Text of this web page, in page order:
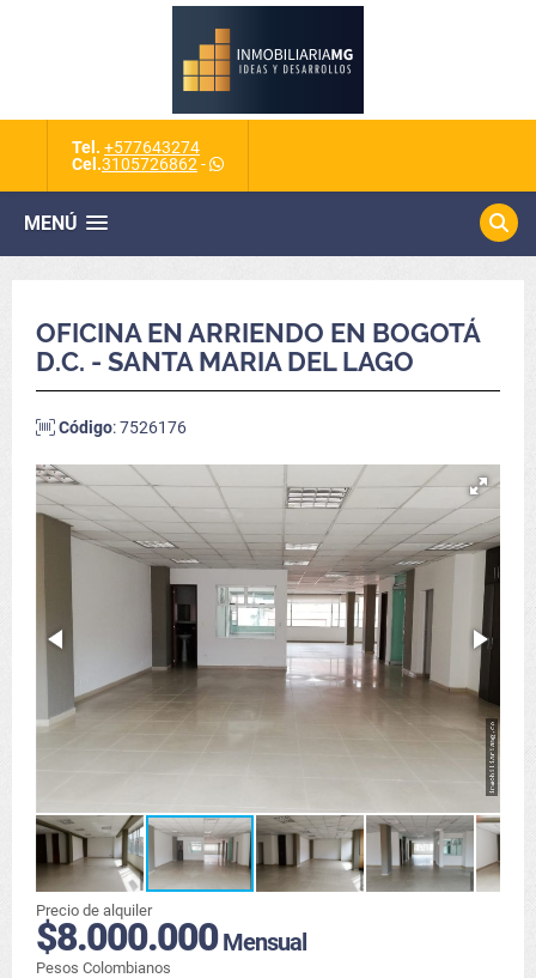
Tel. +577643274
Cel.3105726862 -
MENÚ
OFICINA EN ARRIENDO EN BOGOTÁ
D.C. - SANTA MARIA DEL LAGO
Código: 7526176
Precio de alquiler
$8.000.000Mensual
Pesos Colombianos